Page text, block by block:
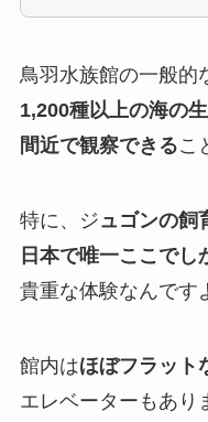
鳥羽水族館の一般的
1,200種以上の海の
間近で観察できるこ
特に、ジュゴンの飼
日本で唯一ここでし
貴重な体験なんです
館内はほぼフラット
エレベーターもあり